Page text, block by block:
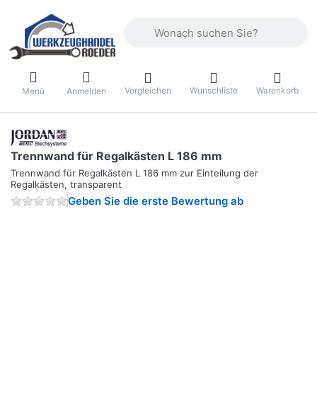
Menü Anmelden Vergleichen Wunschliste Warenkorb
Trennwand für Regalkästen L 186 mm
Trennwand für Regalkästen L 186 mm zur Einteilung der
Regalkästen, transparent
Geben Sie die erste Bewertung ab